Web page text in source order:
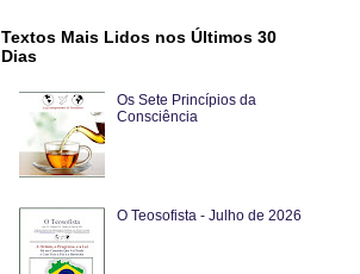
Textos Mais Lidos nos Últimos 30
Dias
Os Sete Princípios da
Consciência
O Teosofista - Julho de 2026